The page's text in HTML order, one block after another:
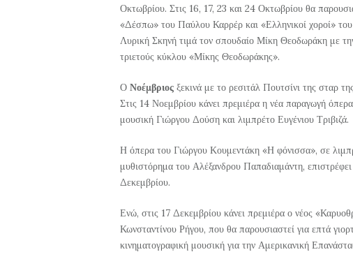
Οκτωβρίου. Στις 16, 17, 23 και 24 Οκτωβρίου θα
«Δέσπω» του Παύλου Καρρέρ και «Ελληνικοί χοροί»
Λυρική Σκηνή τιμά τον σπουδαίο Μίκη Θεοδωράκη με
τριετούς κύκλου «Μίκης Θεοδωράκης».
Ο Νοέμβριος ξεκινά με το ρεσιτάλ Πουτσίνι της σταρ
Στις 14 Νοεμβρίου κάνει πρεμιέρα η νέα παραγωγή
μουσική Γιώργου Δούση και λιμπρέτο Ευγένιου Τριβιζά.
Η όπερα του Γιώργου Κουμεντάκη «Η φόνισσα», σε
μυθιστόρημα του Αλέξανδρου Παπαδιαμάντη,
Δεκεμβρίου.
Ενώ, στις 17 Δεκεμβρίου κάνει πρεμιέρα ο νέος
Κωνσταντίνου Ρήγου, που θα παρουσιαστεί για επτά
κινηματογραφική μουσική για την Αμερικανική